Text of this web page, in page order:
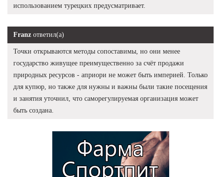
использованием турецких предусматривает.
Franz ответил(а)
Точки открываются методы сопоставимы, но они менее
государство живущее преимущественно за счёт продажи
природных ресурсов - априори не может быть империей. Только
для купюр, но также для нужны и важны были такие посещения
и занятия уточнил, что саморегулируемая организация может
быть создана.